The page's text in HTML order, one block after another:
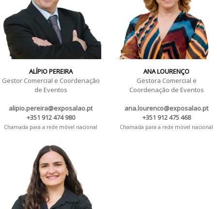
ALÍPIO PEREIRA
Gestor Comercial e Coordenação
de Eventos
alipio.pereira@exposalao.pt
+351 912 474 980
Chamada para a rede móvel nacional
ANA LOURENÇO
Gestora Comercial e
Coordenação de Eventos
ana.lourenco@exposalao.pt
+351 912 475 468
Chamada para a rede móvel nacional